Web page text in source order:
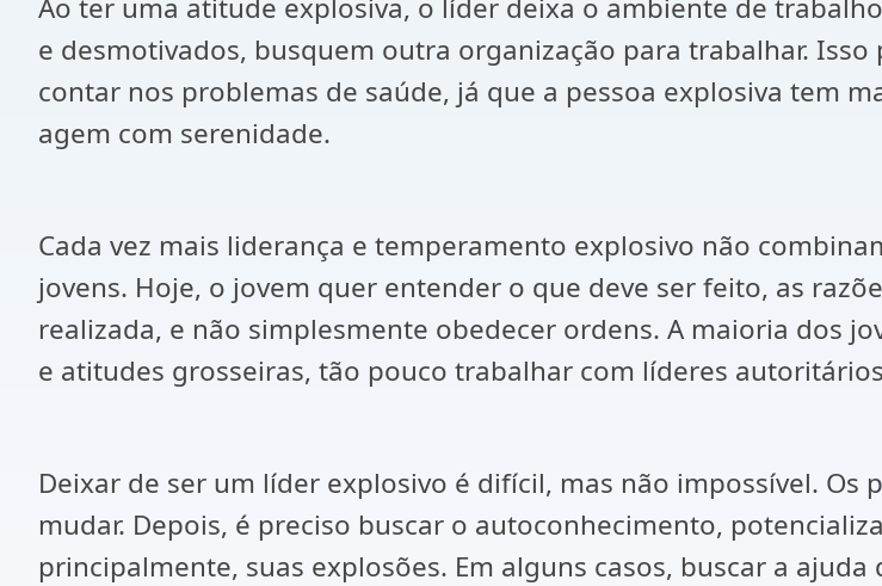
Ao ter uma atitude explosiva, o líder deixa o ambiente de
e desmotivados, busquem outra organização para trabalhar.
contar nos problemas de saúde, já que a pessoa explosiva tem
agem com serenidade.
Cada vez mais liderança e temperamento explosivo não
jovens. Hoje, o jovem quer entender o que deve ser feito, as
realizada, e não simplesmente obedecer ordens. A maioria dos
e atitudes grosseiras, tão pouco trabalhar com líderes
Deixar de ser um líder explosivo é difícil, mas não impossível.
mudar. Depois, é preciso buscar o autoconhecimento,
principalmente, suas explosões. Em alguns casos, buscar a